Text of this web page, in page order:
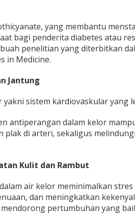
yang membantu
bagi penderita diabetes atau
penelitian yang diterbitkan
in Medicine.
Jantung
sistem kardiovaskular yang
antiperangan dalam kelor
plak di arteri, sekaligus
Kulit dan Rambut
air kelor meminimalkan
dan meningkatkan
pertumbuhan yang